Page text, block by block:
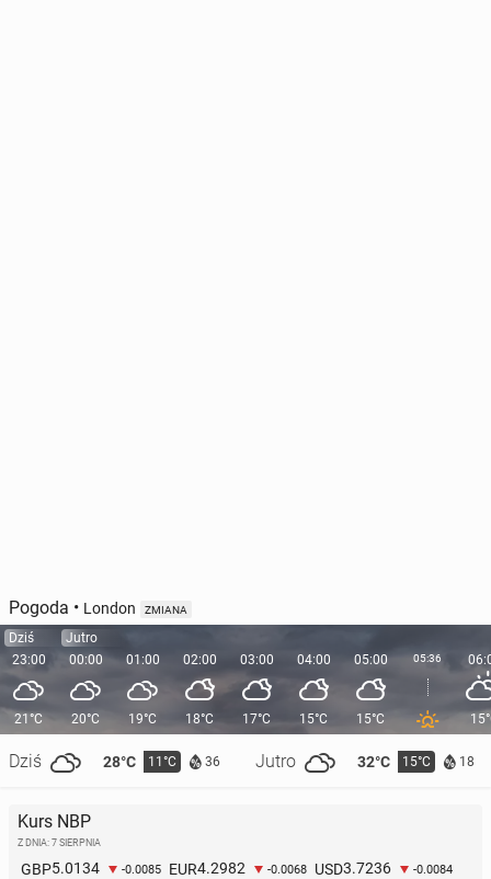
Pogoda • London ZMIANA
Dziś
23:00
21°C
Dziś 28°C 11°C 36 Jutro 32°C 15°C 18
Jutro
00:00
20°C
01:00
19°C
02:00
18°C
03:00
17°C
04:00
15°C
05:00
15°C
05:36
Kurs NBP
Z DNIA: 7 SIERPNIA
GBP5.0134 -0.0085 EUR4.2982 -0.0068 USD3.7236 -0.0084